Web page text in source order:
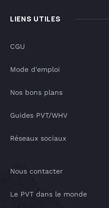
LIENS UTILES
CGU
Mode d'emploi
Nos bons plans
Guides PVT/WHV
Réseaux sociaux
Nous contacter
Le PVT dans le monde